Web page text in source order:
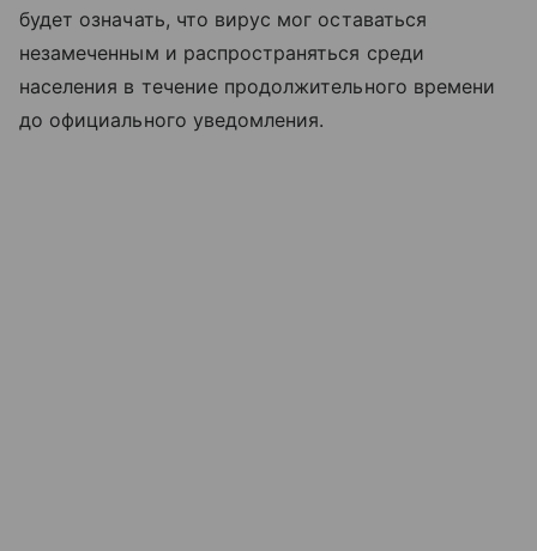
будет означать, что вирус мог оставаться
незамеченным и распространяться среди
населения в течение продолжительного времени
до официального уведомления.